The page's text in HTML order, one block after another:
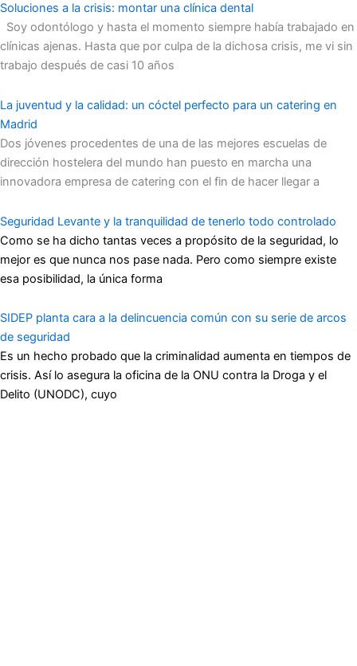
Soluciones a la crisis: montar una clínica dental
Soy odontólogo y hasta el momento siempre había trabajado en
clínicas ajenas. Hasta que por culpa de la dichosa crisis, me vi sin
trabajo después de casi 10 años
La juventud y la calidad: un cóctel perfecto para un catering en
Madrid
Dos jóvenes procedentes de una de las mejores escuelas de
dirección hostelera del mundo han puesto en marcha una
innovadora empresa de catering con el fin de hacer llegar a
Seguridad Levante y la tranquilidad de tenerlo todo controlado
Como se ha dicho tantas veces a propósito de la seguridad, lo
mejor es que nunca nos pase nada. Pero como siempre existe
esa posibilidad, la única forma
SIDEP planta cara a la delincuencia común con su serie de arcos
de seguridad
Es un hecho probado que la criminalidad aumenta en tiempos de
crisis. Así lo asegura la oficina de la ONU contra la Droga y el
Delito (UNODC), cuyo